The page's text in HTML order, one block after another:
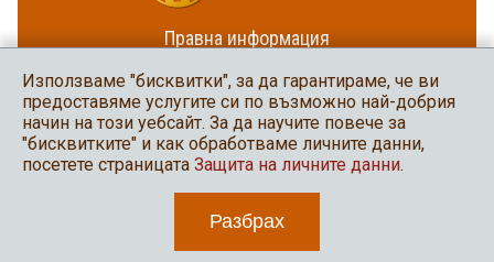
Правна информация
Карта на сайта
Община Крушари
в социалните мрежи
Уеб дизайн и програмиране: Нео медия
Използваме "бисквитки", за да гарантираме, че ви
предоставяме услугите си по възможно най-добрия
начин на този уебсайт. За да научите повече за
"бисквитките" и как обработваме личните данни,
посетете страницата Защита на личните данни.
Разбрах